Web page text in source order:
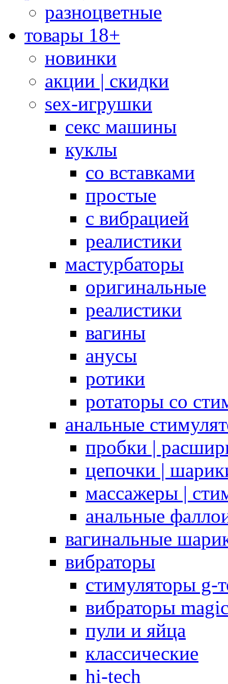
разноцветные
товары 18+
новинки
акции | скидки
sex-игрушки
секс машины
куклы
со вставками
простые
с вибрацией
реалистики
мастурбаторы
оригинальные
реалистики
вагины
анусы
ротики
ротаторы со
анальные
пробки |
цепочки |
массажеры |
анальные
вагинальные
вибраторы
стимуляторы g-
вибраторы
пули и яйца
классические
hi-tech